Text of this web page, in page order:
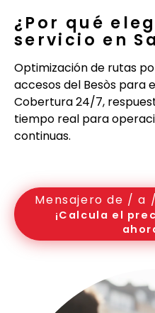
¿Por qué
servicio en
Optimización de rutas
accesos del Besòs para
Cobertura 24/7,
tiempo real para
continuas.
Mensajero de / a
¡Calcula el